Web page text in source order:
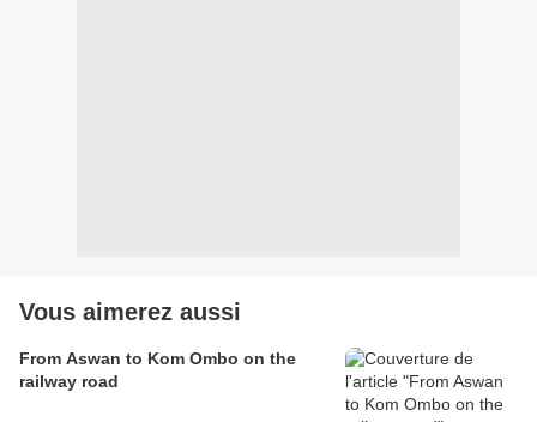
Vous aimerez aussi
From Aswan to Kom Ombo on the
railway road